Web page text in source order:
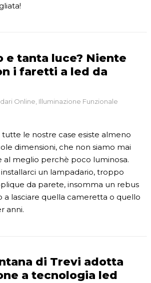
e tanta luce? Niente
i faretti a led da
Online Illuminazione Funzionale
le nostre case esiste almeno
dimensioni, che non siamo mai
al meglio perchè poco luminosa.
un lampadario, troppo
da parete, insomma un rebus
a lasciare quella cameretta o quello
anni.
di Trevi adotta
a tecnologia led